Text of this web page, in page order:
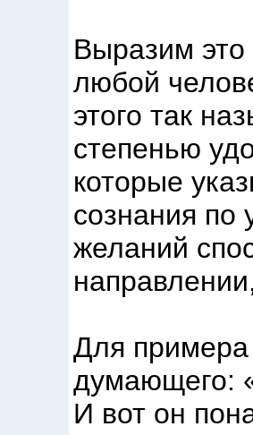
Выразим это
любой
этого так
степенью
которые
сознания по
желаний
Для примера
думающего:
И вот он